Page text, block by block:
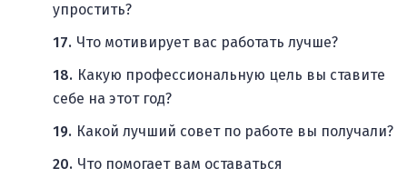
упростить?
Что мотивирует вас работать лучше?
Какую профессиональную цель вы ставите
себе на этот год?
Какой лучший совет по работе вы получали?
Что помогает вам оставаться